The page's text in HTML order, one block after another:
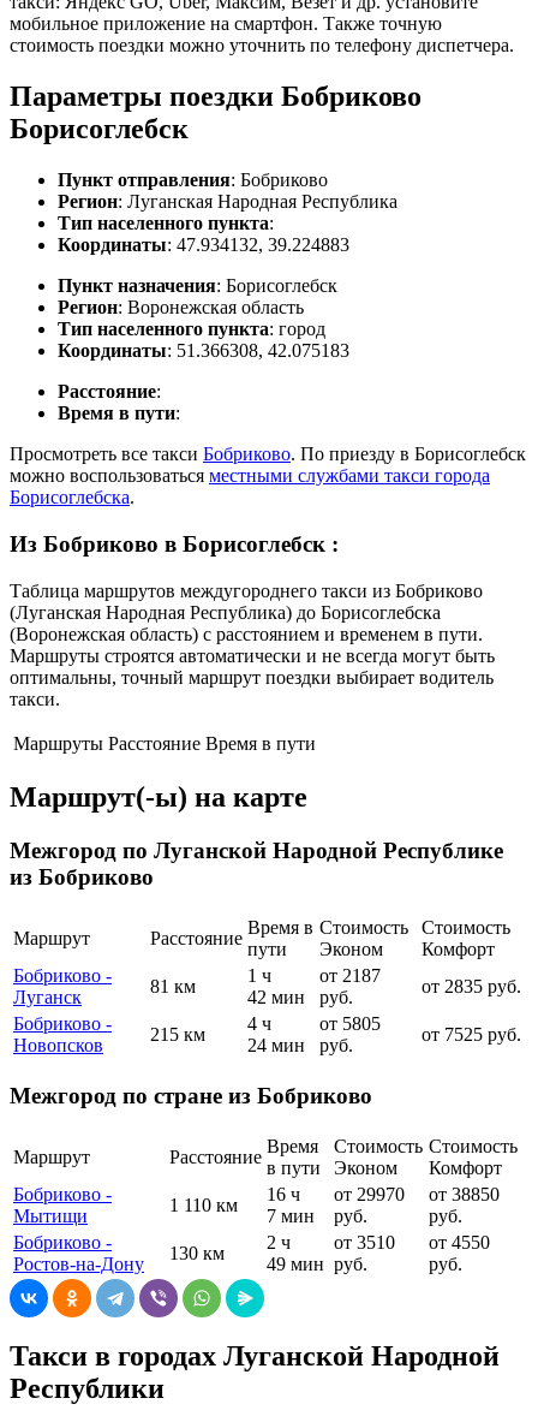
мобильное приложение на смартфон. Также точную
стоимость поездки можно уточнить по телефону диспетчера.
Параметры поездки Бобриково
Борисоглебск
Пункт отправления: Бобриково
Регион: Луганская Народная Республика
Тип населенного пункта:
Координаты: 47.934132, 39.224883
Пункт назначения: Борисоглебск
Регион: Воронежская область
Тип населенного пункта: город
Координаты: 51.366308, 42.075183
Расстояние:
Время в пути:
Просмотреть все такси Бобриково. По приезду в Борисоглебск
можно воспользоваться местными службами такси города
Борисоглебска.
Из Бобриково в Борисоглебск :
Таблица маршрутов междугороднего такси из Бобриково
(Луганская Народная Республика) до Борисоглебска
(Воронежская область) с расстоянием и временем в пути.
Маршруты строятся автоматически и не всегда могут быть
оптимальны, точный маршрут поездки выбирает водитель
такси.
Маршруты Расстояние Время в пути
Маршрут(-ы) на карте
Межгород по Луганской Народной Республике
из Бобриково
Маршрут Расстояние
Время в
пути
Стоимость
Эконом
Стоимость
Комфорт
Бобриково -
Луганск
81 км
1 ч
42 мин
от 2187
руб.
от 2835 руб.
Бобриково -
Новопсков
215 км
4 ч
24 мин
от 5805
руб.
от 7525 руб.
Межгород по стране из Бобриково
Маршрут Расстояние
Время
в пути
Стоимость
Эконом
Стоимость
Комфорт
Бобриково -
Мытищи
1 110 км
16 ч
7 мин
от 29970
руб.
от 38850
руб.
Бобриково -
Ростов-на-Дону
130 км
2 ч
49 мин
от 3510
руб.
от 4550
руб.
Такси в городах Луганской Народной
Республики